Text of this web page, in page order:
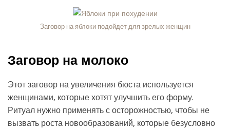
Заговор на яблоки подойдет для зрелых женщин
Заговор на молоко
Этот заговор на увеличения бюста используется
женщинами, которые хотят улучшить его форму.
Ритуал нужно применять с осторожностью, чтобы не
вызвать роста новообразований, которые безусловно